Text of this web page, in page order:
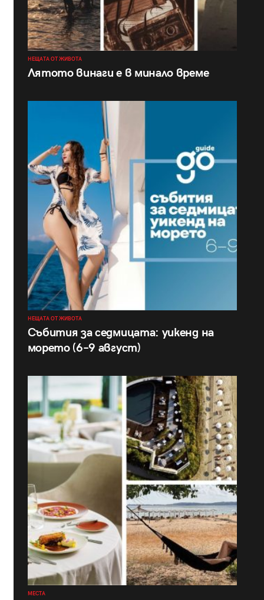
НЕЩАТА ОТ ЖИВОТА
Лятото винаги е в минало време
НЕЩАТА ОТ ЖИВОТА
Събития за седмицата: уикенд на
морето (6–9 август)
МЕСТА